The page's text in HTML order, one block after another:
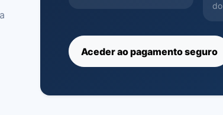
Aceder ao pagamento seguro